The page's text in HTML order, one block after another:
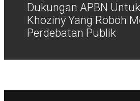
Dukungan APBN
Khoziny Yang Roboh
Perdebatan Publik